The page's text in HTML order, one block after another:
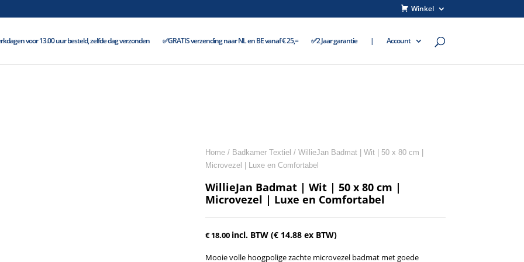
Winkel
voor 13.00 uur besteld, zelfde dag verzonden ✅GRATIS verzending naar NL en BE vanaf € 25,= ✅2 Jaar garantie | Account
Home/ Badkamer Textiel / WillieJan Badmat | Wit | 50 x 80 cm |
Microvezel | Luxe en Comfortabel
WillieJan Badmat | Wit | 50 x 80 cm |
Microvezel | Luxe en Comfortabel
€18.00 incl. BTW (€14.88ex BTW)
Mooie volle hoogpolige zachte microvezel badmat met goede